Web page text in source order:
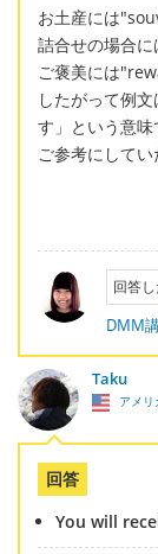
お土産には
詰合せの場合
ご褒美には
したがって例
す」という意味
ご参考にしてい
回答
DMM
Taku
アメリ
回答
You will